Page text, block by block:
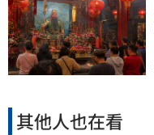
其他人也在看